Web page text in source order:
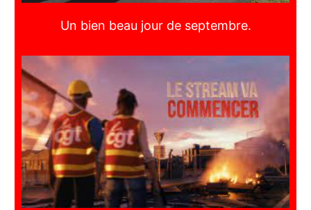
Un bien beau jour de septembre.